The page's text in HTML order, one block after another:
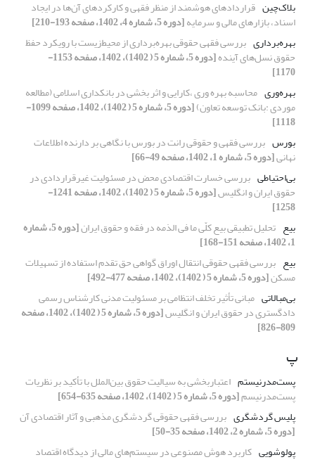
بلاک‌چین قراردادهای هوشمند از منظر فقهی و کارکرد‌های آن‌ها در ایجاد
اسناد، بازارهای مالی و سرمایه[دوره 5، شماره 4، 1402، صفحه 193-210]
بهره‌برداری بررسی فقهی حقوقی بهره‌برداری از محیط‌زیست با رویکرد حفظ
حقوق نسل‌های آینده [دوره 5، شماره 5 ( 1402)، 1402، صفحه 1153-
1170]
بهره‌وری محاسبه بهره وری ،کارایی و اثر بخشی در بانکداری اسلامی (مطالعه
موردی :بانک توسعه تعاون) [دوره 5، شماره 5 ( 1402)، 1402، صفحه 1099-
1118]
بورس بررسی فقهی و حقوقی رانت در بورس با نگاهی بر دارنده اطلاعات
نهانی[دوره 5، شماره 1، 1402، صفحه 49-66]
بی‌احتیاطی بررسی خسارت اقتصادی محض در مسئولیت غیرقراردادی در
حقوق ایران و انگلیس [دوره 5، شماره 5 ( 1402)، 1402، صفحه 1241-
1258]
بیع تحلیل تطبیقی بیع کلّی ما فی الذمه در فقه و حقوق ایران [دوره 5، شماره
1، 1402، صفحه 151-168]
بیع بررسی فقهی حقوقی انتقال اوراق گواهی حق تقدم استفاده از تسهیلات
مسکن[دوره 5، شماره 5 ( 1402)، 1402، صفحه 477-492]
بی‌مبالاتی مبانی تأثیر تخلف انتظامی بر مسئولیت مدنی کارشناس رسمی
دادگستری در حقوق ایران و انگلیس [دوره 5، شماره 5 ( 1402)، 1402، صفحه
809-826]
پ
پست‌مدرنیستم اعتباربخشی به سیالیت حقوق بین‌الملل با تأکید بر نظریات
پست‌مدرنیسم[دوره 5، شماره 5 ( 1402)، 1402، صفحه 635-654]
پلیس گردشگری بررسی فقهی حقوقی گردشگری مذهبی و آثار اقتصادی آن
[دوره 5، شماره 2، 1402، صفحه 35-50]
پولوشویی کاربرد هوش مصنوعی در سیستم‌های مالی از دیدگاه اقتصاد